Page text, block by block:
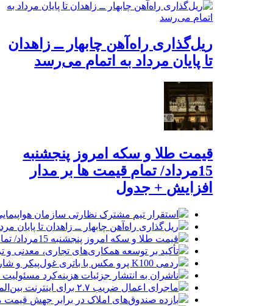
ریل‌گذاری راه‌آهن چابهار ــ زاهدان
تا پایان مرداد به اتمام می‌رسد
قیمت طلا و سکه امروز پنجشنبه
15مرداد/ تمام قیمت ها بر مدار
افزایش + جدول
استقرار تیم مشترک نظارتی سازمان
ریل‌گذاری راه‌آهن چابهار ــ زاهدان تا پایان
قیمت طلا و سکه امروز پنجشنبه 15مرداد/ تمام قیمت ها بر مدار افزایش + جدول
تأکید بر توسعه همکاری‌های تجاری، معدنی و
ردمی K100 پرو مکس با باتری غول‌پیکر و شارژ بی‌سیم روانه بازار می‌شود
ناشران به انتشار جزئیات هزینه‌کرد
ماجرای اعمال ضریب ۲.۷ برای اینترنت بین‌الملل چیست؟
بازده صندوق‌های املاک در برابر جهش